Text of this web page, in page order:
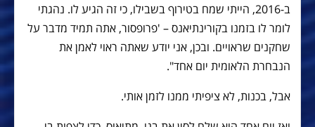
ב-2016, הייתי שמח בטירוף בשבילו, כי זה הגיע לו. נהגתי
לומר לו בזמנו בקורינתיאנס – 'פרופסור, אתה תמיד מדבר על
שחקנים שראויים. ובכן, אני יודע שאתה ראוי לאמן את
הנבחרת הלאומית יום אחד".
אבל, בכנות, לא ציפיתי ממנו לזמן אותי.